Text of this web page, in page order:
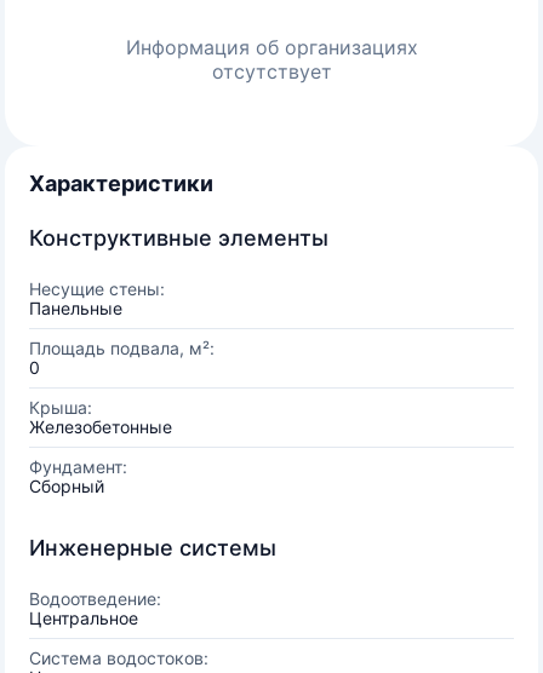
Информация об организациях
отсутствует
Характеристики
Конструктивные элементы
Несущие стены:
Панельные
Площадь подвала, м²:
0
Крыша:
Железобетонные
Фундамент:
Сборный
Инженерные системы
Водоотведение:
Центральное
Система водостоков: